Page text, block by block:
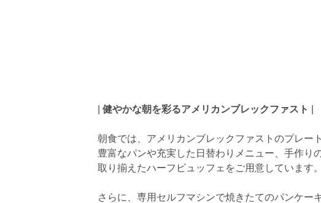
| 健やかな朝を彩るアメリカンブレックファスト |
朝食では、アメリカンブレックファストのプレー
豊富なパンや充実した日替わりメニュー、手作り
取り揃えたハーフビュッフェをご用意しています。
さらに、専用セルフマシンで焼きたてのパンケー